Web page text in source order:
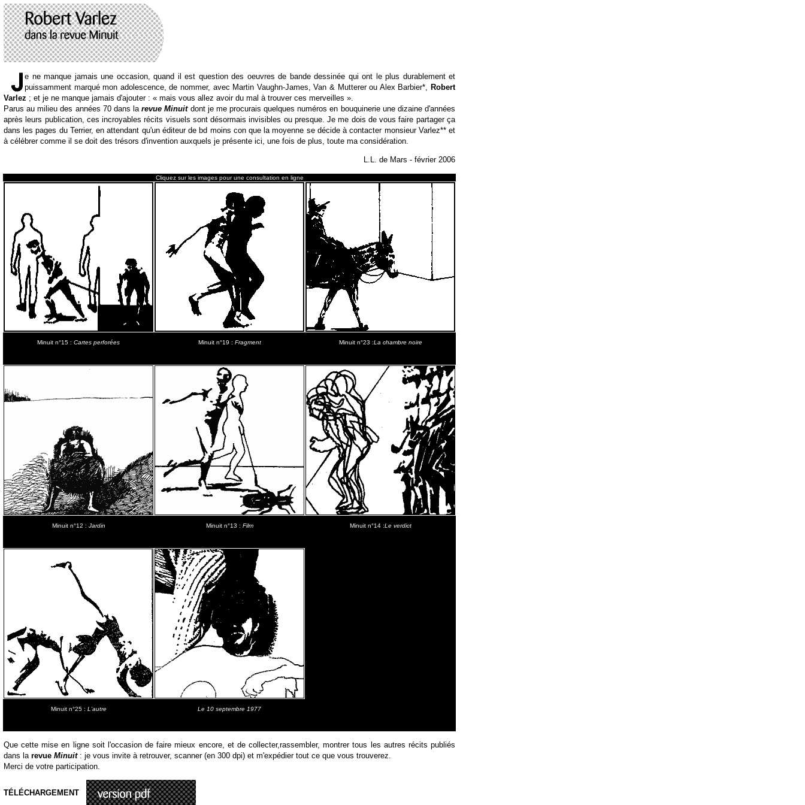
e ne manque jamais une occasion, quand il est question des oeuvres de bande dessinée qui ont le plus durablement et
puissamment marqué mon adolescence, de nommer, avec Martin Vaughn-James, Van & Mutterer ou Alex Barbier*, Robert
Varlez ; et je ne manque jamais d'ajouter : « mais vous allez avoir du mal à trouver ces merveilles ».
Parus au milieu des années 70 dans larevue Minuitdont je me procurais quelques numéros en bouquinerie une dizaine d'années
après leurs publication, ces incroyables récits visuels sont désormais invisibles ou presque. Je me dois de vous faire partager ça
dans les pages du Terrier, en attendant qu'un éditeur de bd moins con que la moyenne se décide à contacter monsieur Varlez** et
à célébrer comme il se doit des trésors d'invention auxquels je présente ici, une fois de plus, toute ma considération.
L.L. de Mars - février 2006
Cliquez sur les images pour une consultation en ligne
Minuit n°15 : Cartes perforées Minuit n°19 : Fragment Minuit n°23 :La chambre noire
Minuit n°12 : Jardin Minuit n°13 : Film Minuit n°14 :Le verdict
Minuit n°25 : L'autre Le 10 septembre 1977
Que cette mise en ligne soit l'occasion de faire mieux encore, et de collecter,rassembler, montrer tous les autres récits publiés
dans larevue Minuit : je vous invite à retrouver, scanner (en 300 dpi) et m'expédier tout ce que vous trouverez.
Merci de votre participation.
TÉLÉCHARGEMENT